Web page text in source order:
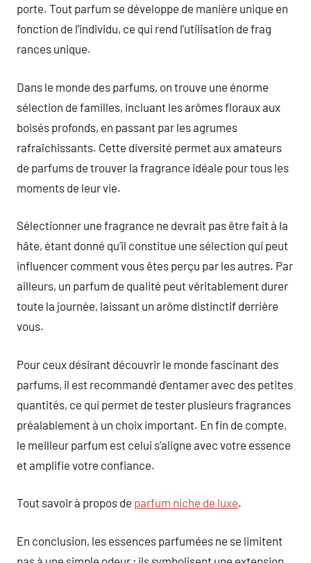
porte. Tout parfum se développe de manière unique en
fonction de l’individu, ce qui rend l’utilisation de frag
rances unique.
Dans le monde des parfums, on trouve une énorme
sélection de familles, incluant les arômes floraux aux
boisés profonds, en passant par les agrumes
rafraîchissants. Cette diversité permet aux amateurs
de parfums de trouver la fragrance idéale pour tous les
moments de leur vie.
Sélectionner une fragrance ne devrait pas être fait à la
hâte, étant donné qu’il constitue une sélection qui peut
influencer comment vous êtes perçu par les autres. Par
ailleurs, un parfum de qualité peut véritablement durer
toute la journée, laissant un arôme distinctif derrière
vous.
Pour ceux désirant découvrir le monde fascinant des
parfums, il est recommandé d’entamer avec des petites
quantités, ce qui permet de tester plusieurs fragrances
préalablement à un choix important. En fin de compte,
le meilleur parfum est celui s’aligne avec votre essence
et amplifie votre confiance.
Tout savoir à propos de parfum niche de luxe.
En conclusion, les essences parfumées ne se limitent